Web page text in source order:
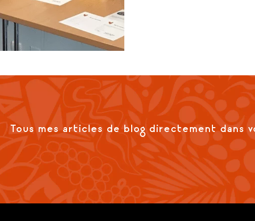
Tous mes articles de blog directement dans